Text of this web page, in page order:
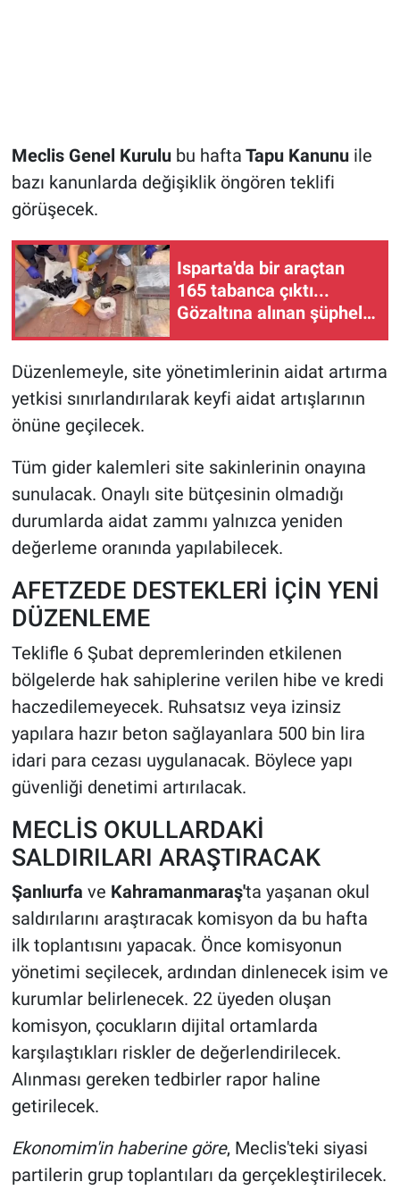
Meclis Genel Kurulubu hafta Tapu Kanunuile
bazı kanunlarda değişiklik öngören teklifi
görüşecek.
Isparta'da bir araçtan
165 tabanca çıktı...
Gözaltına alınan şüpheli
Düzenlemeyle, site yönetimlerinin aidat artırma
yetkisi sınırlandırılarak keyfi aidat artışlarının
önüne geçilecek.
Tüm gider kalemleri site sakinlerinin onayına
sunulacak. Onaylı site bütçesinin olmadığı
durumlarda aidat zammı yalnızca yeniden
değerleme oranında yapılabilecek.
AFETZEDE DESTEKLERİ İÇİN YENİ
DÜZENLEME
Teklifle 6 Şubat depremlerinden etkilenen
bölgelerde hak sahiplerine verilen hibe ve kredi
haczedilemeyecek. Ruhsatsız veya izinsiz
yapılara hazır beton sağlayanlara 500 bin lira
idari para cezası uygulanacak. Böylece yapı
güvenliği denetimi artırılacak.
MECLİS OKULLARDAKİ
SALDIRILARI ARAŞTIRACAK
Şanlıurfa ve Kahramanmaraş'ta yaşanan okul
saldırılarını araştıracak komisyon da bu hafta
ilk toplantısını yapacak. Önce komisyonun
yönetimi seçilecek, ardından dinlenecek isim ve
kurumlar belirlenecek. 22 üyeden oluşan
komisyon, çocukların dijital ortamlarda
karşılaştıkları riskler de değerlendirilecek.
Alınması gereken tedbirler rapor haline
getirilecek.
Ekonomim'in haberine göre, Meclis'teki siyasi
partilerin grup toplantıları da gerçekleştirilecek.